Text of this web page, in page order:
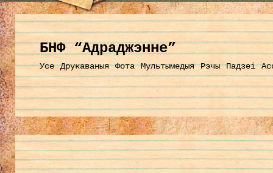
БНФ “Адраджэнне”
Усе Друкаваныя Фота Мультымедыя Рэчы Падзеі